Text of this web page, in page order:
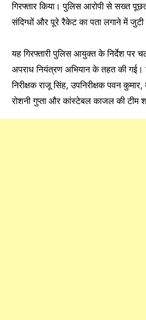
गिरफ्तार किया। पुलिस आरोपी से सख्त
संदिग्धों और पूरे रैकेट का पता लगाने में जुटी
यह गिरफ्तारी पुलिस आयुक्त के निर्देश पर
अपराध नियंत्रण अभियान के तहत की गई।
निरीक्षक राजू सिंह, उपनिरीक्षक पवन
रोशनी गुप्ता और कांस्टेबल काजल की टीम